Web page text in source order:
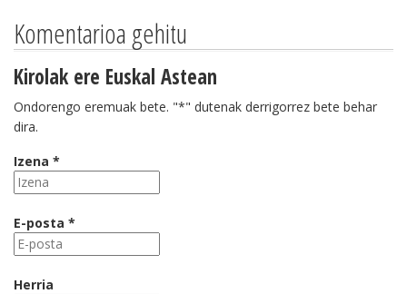
Komentarioa gehitu
Kirolak ere Euskal Astean
Ondorengo eremuak bete. "*" dutenak derrigorrez bete behar
dira.
Izena *
E-posta *
Herria